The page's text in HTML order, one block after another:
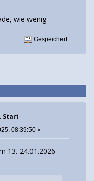
wie wenig
Gespeichert
Start
08:39:50 »
13.-24.01.2026